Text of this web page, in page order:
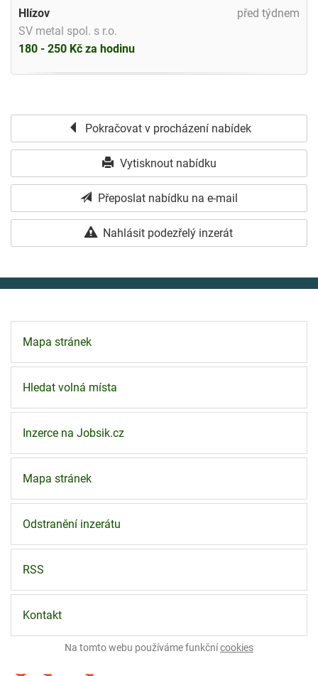
před týdnem
Hlízov
SV metal spol. s r.o.
180 - 250 Kč za hodinu
Pokračovat v procházení nabídek
Vytisknout nabídku
Přeposlat nabídku na e-mail
Nahlásit podezřelý inzerát
Mapa stránek
Hledat volná místa
Inzerce na Jobsik.cz
Mapa stránek
Odstranění inzerátu
RSS
Kontakt
Na tomto webu používáme funkčnícookies